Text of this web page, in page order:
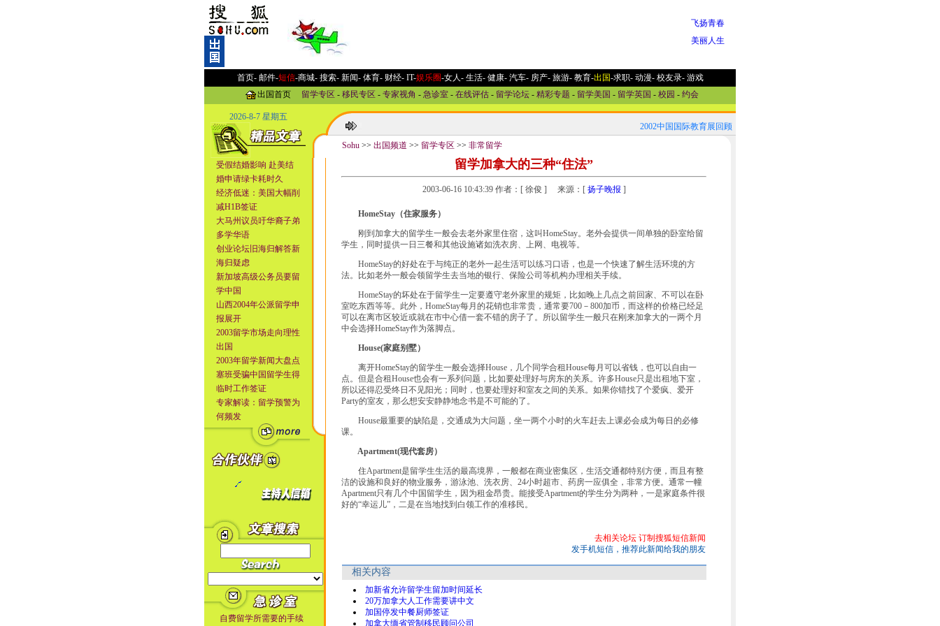
飞扬青春
美丽人生
首页- 邮件-短信-商城- 搜索-新闻- 体育-财经- IT-娱乐圈-女人-生活- 健康-汽车-房产- 旅游-教育-出国-求职-动漫- 校友录- 游戏
出国首页
留学专区- 移民专区- 专家视角 - 急诊室- 在线评估- 留学论坛- 精彩专题 - 留学美国 - 留学英国 - 校园 - 约会
2026-8-7 星期五
受假结婚影响 赴美结
婚申请绿卡耗时久
经济低迷：美国大幅削
减H1B签证
大马州议员吁华裔子弟
多学华语
创业论坛旧海归解答新
海归疑虑
新加坡高级公务员要留
学中国
山西2004年公派留学申
报展开
2003留学市场走向理性
出国
2003年留学新闻大盘点
塞班受骗中国留学生得
临时工作签证
专家解读：留学预警为
何频发
自费留学所需要的手续
2002中国国际教育展回顾！
Sohu >> 出国频道 >> 留学专区 >> 非常留学
留学加拿大的三种“住法”
2003-06-16 10:43:39 作者：[ 徐俊 ] 来源：[ 扬子晚报 ]
HomeStay（住家服务）
刚到加拿大的留学生一般会去老外家里住宿，这叫HomeStay。老外会提供一间单独的卧室给留
学生，同时提供一日三餐和其他设施诸如洗衣房、上网、电视等。
HomeStay的好处在于与纯正的老外一起生活可以练习口语，也是一个快速了解生活环境的方
法。比如老外一般会领留学生去当地的银行、保险公司等机构办理相关手续。
HomeStay的坏处在于留学生一定要遵守老外家里的规矩，比如晚上几点之前回家、不可以在卧
室吃东西等等。此外，HomeStay每月的花销也非常贵，通常要700－800加币，而这样的价格已经足
可以在离市区较近或就在市中心借一套不错的房子了。所以留学生一般只在刚来加拿大的一两个月
中会选择HomeStay作为落脚点。
House(家庭别墅）
离开HomeStay的留学生一般会选择House，几个同学合租House每月可以省钱，也可以自由一
点。但是合租House也会有一系列问题，比如要处理好与房东的关系。许多House只是出租地下室，
所以还得忍受终日不见阳光；同时，也要处理好和室友之间的关系。如果你错找了个爱疯、爱开
Party的室友，那么想安安静静地念书是不可能的了。
House最重要的缺陷是，交通成为大问题，坐一两个小时的火车赶去上课必会成为每日的必修
课。
Apartment(现代套房）
住Apartment是留学生生活的最高境界，一般都在商业密集区，生活交通都特别方便，而且有整
洁的设施和良好的物业服务，游泳池、洗衣房、24小时超市、药房一应俱全，非常方便。通常一幢
Apartment只有几个中国留学生，因为租金昂贵。能接受Apartment的学生分为两种，一是家庭条件很
好的“幸运儿”，二是在当地找到白领工作的准移民。
去相关论坛 订制搜狐短信新闻
发手机短信，推荐此新闻给我的朋友
相关内容
加新省允许留学生留加时间延长
20万加拿大人工作需要讲中文
加国停发中餐厨师签证
加拿大缅省管制移民顾问公司